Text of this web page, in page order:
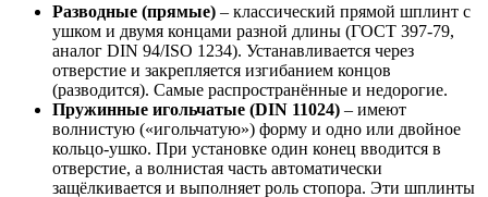
Разводные (прямые) – классический прямой шплинт с
ушком и двумя концами разной длины (ГОСТ 397-79,
аналог DIN 94/ISO 1234). Устанавливается через
отверстие и закрепляется изгибанием концов
(разводится). Самые распространённые и недорогие.
Пружинные игольчатые (DIN 11024) – имеют
волнистую («игольчатую») форму и одно или двойное
кольцо-ушко. При установке один конец вводится в
отверстие, а волнистая часть автоматически
защёлкивается и выполняет роль стопора. Эти шплинты